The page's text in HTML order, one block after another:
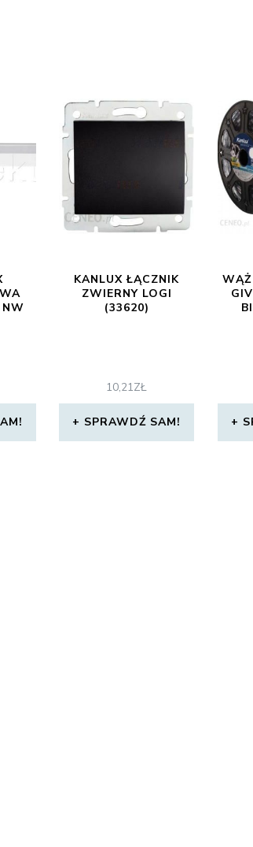
KANLUX ŁĄCZNIK
ZWIERNY LOGI
(33620)
10,21ZŁ
SPRAWDŹ SAM!